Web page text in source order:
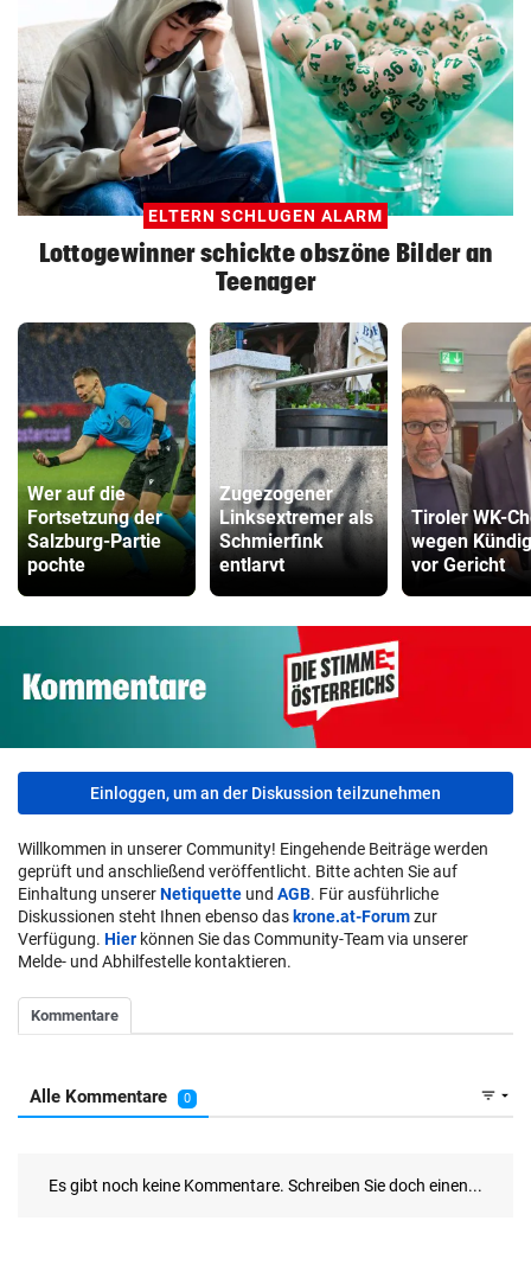
ELTERN SCHLUGEN ALARM
Lottogewinner schickte obszöne Bilder an
Teenager
Wer auf die
Fortsetzung der
Salzburg-Partie
pochte
Zugezogener
Linksextremer als
Schmierfink
entlarvt
Tiroler WK-
wegen
vor Gericht
Einloggen, um an der Diskussion teilzunehmen
Willkommen in unserer Community! Eingehende Beiträge werden
geprüft und anschließend veröffentlicht. Bitte achten Sie auf
Einhaltung unsererNetiquette und AGB. Für ausführliche
Diskussionen steht Ihnen ebenso das krone.at-Forumzur
Verfügung. Hier können Sie das Community-Team via unserer
Melde- und Abhilfestelle kontaktieren.